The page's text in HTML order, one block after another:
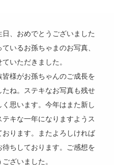
、おめでとうございました
いるお孫ちゃまのお写真、
いただきました。
様がお孫ちゃんのご成長を
ね。ステキなお写真も残せ
思います。今年はまた新し
キな一年になりますようス
ります。またよろしければ
ちしております。ご感想を
ざいました。